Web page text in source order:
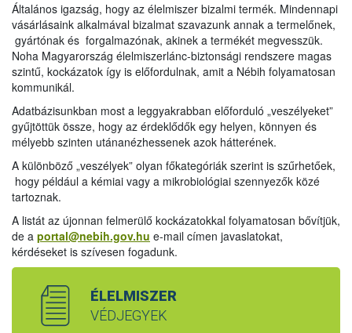
Általános igazság, hogy az élelmiszer bizalmi termék. Mindennapi
vásárlásaink alkalmával bizalmat szavazunk annak a termelőnek,
gyártónak és forgalmazónak, akinek a termékét megvesszük.
Noha Magyarország élelmiszerlánc-biztonsági rendszere magas
szintű, kockázatok így is előfordulnak, amit a Nébih folyamatosan
kommunikál.
Adatbázisunkban most a leggyakrabban előforduló „veszélyeket”
gyűjtöttük össze, hogy az érdeklődők egy helyen, könnyen és
mélyebb szinten utánanézhessenek azok hátterének.
A különböző „veszélyek” olyan főkategóriák szerint is szűrhetőek,
hogy például a kémiai vagy a mikrobiológiai szennyezők közé
tartoznak.
A listát az újonnan felmerülő kockázatokkal folyamatosan bővítjük,
de a portal@nebih.gov.hu e-mail címen javaslatokat,
kérdéseket is szívesen fogadunk.
ÉLELMISZER
VÉDJEGYEK